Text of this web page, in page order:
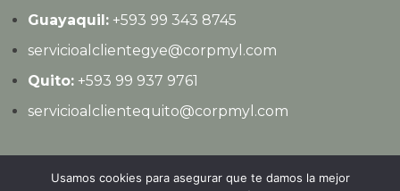
Guayaquil:+593 99 343 8745
servicioalclientegye@corpmyl.com
Quito:+593 99 937 9761
servicioalclientequito@corpmyl.com
Política de protección de datos personales
Usamos cookies para asegurar que te damos la mejor